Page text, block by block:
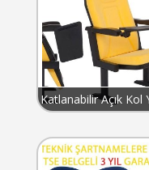
Katlanabilir Açık Kol